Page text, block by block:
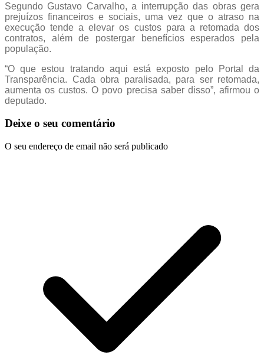
Segundo Gustavo Carvalho, a interrupção das obras gera
prejuízos financeiros e sociais, uma vez que o atraso na
execução tende a elevar os custos para a retomada dos
contratos, além de postergar benefícios esperados pela
população.
“O que estou tratando aqui está exposto pelo Portal da
Transparência. Cada obra paralisada, para ser retomada,
aumenta os custos. O povo precisa saber disso”, afirmou o
deputado.
Deixe o seu comentário
O seu endereço de email não será publicado